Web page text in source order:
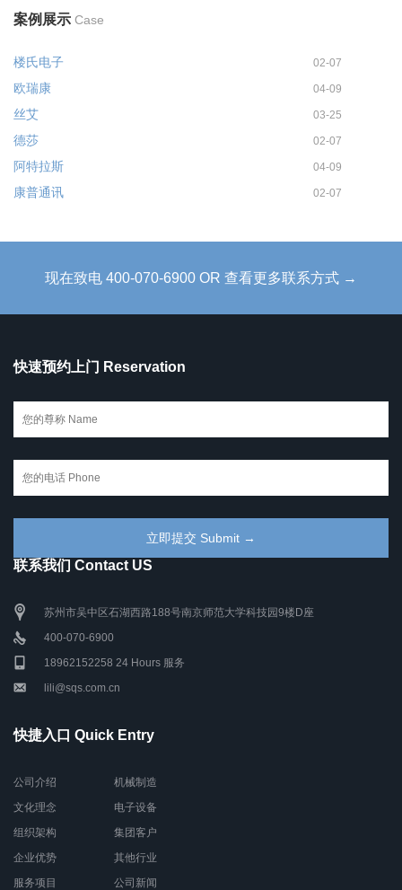
案例展示 Case
楼氏电子 02-07
欧瑞康 04-09
丝艾 03-25
德莎 02-07
阿特拉斯 04-09
康普通讯 02-07
现在致电 400-070-6900 OR 查看更多联系方式 →
快速预约上门 Reservation
联系我们 Contact US
苏州市吴中区石湖西路188号南京师范大学科技园9楼D座
400-070-6900
18962152258 24 Hours 服务
lili@sqs.com.cn
快捷入口 Quick Entry
公司介绍
文化理念
组织架构
企业优势
服务项目
机械制造
电子设备
集团客户
其他行业
公司新闻